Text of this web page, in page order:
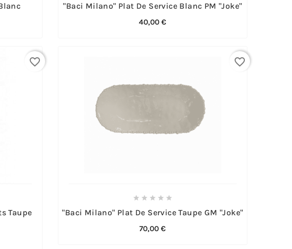
"Baci Milano" Plat De Service Blanc PM "Joke"
40,00 €
Taupe
favorite_border
    
"Baci Milano" Plat De Service Taupe GM "Joke"
70,00 €
favorite_border